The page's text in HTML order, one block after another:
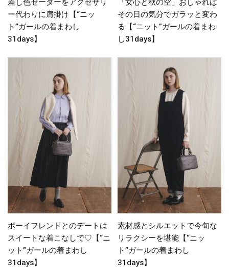
ー代わりに肩掛け【“ニッ
ト”ガールの着まわし
31days】
その日の気分でガラッと変わ
る【“ニット”ガールの着まわ
し31days】
ボーイフレンドとのデートは
スイートな着こなしで♡【“ニ
ット”ガールの着まわし
31days】
素材感とシルエットで今旬な
リラクシーを堪能【“ニッ
ト”ガールの着まわし
31days】